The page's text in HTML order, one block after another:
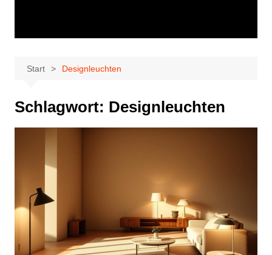
Start Designleuchten
Schlagwort: Designleuchten